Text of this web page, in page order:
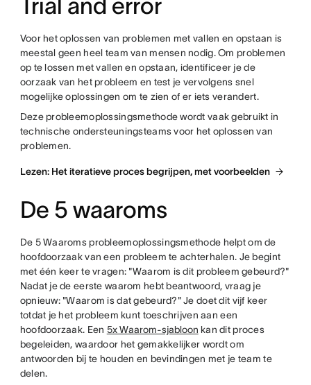
Trial and error
Voor het oplossen van problemen met vallen en opstaan is
meestal geen heel team van mensen nodig. Om problemen
op te lossen met vallen en opstaan, identificeer je de
oorzaak van het probleem en test je vervolgens snel
mogelijke oplossingen om te zien of er iets verandert.
Deze probleemoplossingsmethode wordt vaak gebruikt in
technische ondersteuningsteams voor het oplossen van
problemen.
Lezen: Het iteratieve proces begrijpen, met voorbeelden
De 5 waaroms
De 5 Waaroms probleemoplossingsmethode helpt om de
hoofdoorzaak van een probleem te achterhalen. Je begint
met één keer te vragen: "Waarom is dit probleem gebeurd?"
Nadat je de eerste waarom hebt beantwoord, vraag je
opnieuw: "Waarom is dat gebeurd?" Je doet dit vijf keer
totdat je het probleem kunt toeschrijven aan een
hoofdoorzaak. Een 5x Waarom-sjabloon kan dit proces
begeleiden, waardoor het gemakkelijker wordt om
antwoorden bij te houden en bevindingen met je team te
delen.